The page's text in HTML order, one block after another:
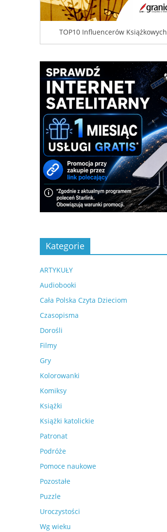
TOP10 Influencerów Książkowych
Kategorie
ARTYKUŁY
Audiobooki
Cała Polska Czyta Dzieciom
Czasopisma
Dorośli
Filmy
Gry
Kolorowanki
Komiksy
Książki
Książki katolickie
Patronat
Podróże
Pomoce naukowe
Pozostałe
Puzzle
Uroczystości
Wg wieku